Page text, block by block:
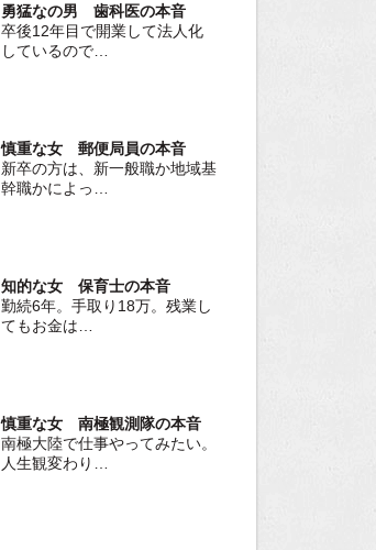
勇猛なの男 歯科医の本音
卒後12年目で開業して法人化
しているので…
慎重な女 郵便局員の本音
新卒の方は、新一般職か地域基
幹職かによっ…
知的な女 保育士の本音
勤続6年。手取り18万。残業し
てもお金は…
慎重な女 南極観測隊の本音
南極大陸で仕事やってみたい。
人生観変わり…